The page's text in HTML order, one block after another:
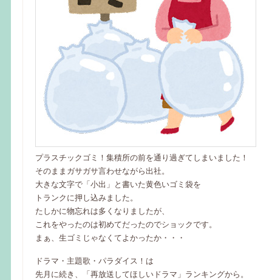
プラスチックゴミ！集積所の前を通り過ぎてしまいました！
そのままガサガサ言わせながら出社。
大きな文字で「小出」と書いた黄色いゴミ袋を
トランクに押し込みました。
たしかに物忘れは多くなりましたが、
これをやったのは初めてだったのでショックです。
まぁ、生ゴミじゃなくてよかったか・・・
ドラマ・主題歌・パラダイス！は
先月に続き、「再放送してほしいドラマ」ランキングから。